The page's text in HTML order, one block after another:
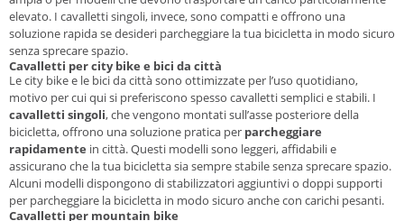
elevato. I cavalletti singoli, invece, sono compatti e offrono una
soluzione rapida se desideri parcheggiare la tua bicicletta in modo sicuro
senza sprecare spazio.
Cavalletti per city bike e bici da città
Le city bike e le bici da città sono ottimizzate per l’uso quotidiano,
motivo per cui qui si preferiscono spesso cavalletti semplici e stabili. I
cavalletti singoli, che vengono montati sull’asse posteriore della
bicicletta, offrono una soluzione pratica per parcheggiare
rapidamente in città. Questi modelli sono leggeri, affidabili e
assicurano che la tua bicicletta sia sempre stabile senza sprecare spazio.
Alcuni modelli dispongono di stabilizzatori aggiuntivi o doppi supporti
per parcheggiare la bicicletta in modo sicuro anche con carichi pesanti.
Cavalletti per mountain bike